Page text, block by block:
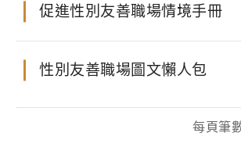
促進性別友善職場情境手冊
性別友善職場圖文懶人包
每頁筆